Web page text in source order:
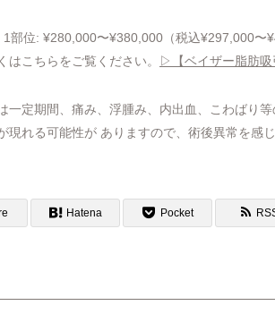
部位: ¥280,000〜¥380,000（税込¥297,000〜
はこちらをご覧ください。
▷【ベイザー脂肪吸
一定期間、痛み、浮腫み、内出血、こわばり
現れる可能性が ありますので、術後異常を感
Hatena Pocket